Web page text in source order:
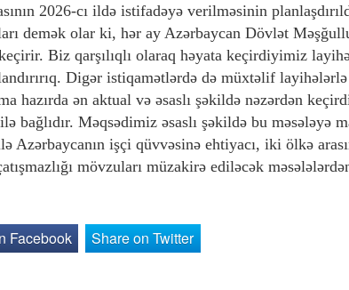
2026-cı ildə istifadəyə verilməsinin
demək olar ki, hər ay Azərbaycan Dövlət
Biz qarşılıqlı olaraq həyata keçirdiyimiz
Digər istiqamətlərdə də müxtəlif
hazırda ən aktual və əsaslı şəkildə nəzərdən
bağlıdır. Məqsədimiz əsaslı şəkildə bu məsələyə
Azərbaycanın işçi qüvvəsinə ehtiyacı, iki ölkə
mövzuları müzakirə ediləcək
Facebook Share on Twitter